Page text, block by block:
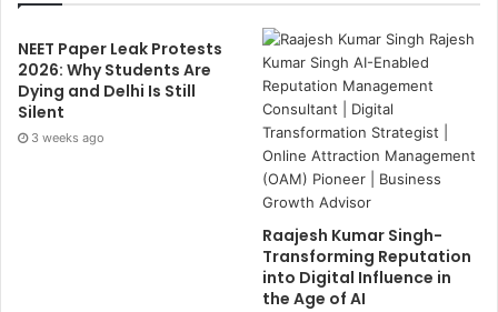
NEET Paper Leak Protests
2026: Why Students Are
Dying and Delhi Is Still
Silent
3 weeks ago
Raajesh Kumar Singh-
Transforming Reputation
into Digital Influence in
the Age of AI